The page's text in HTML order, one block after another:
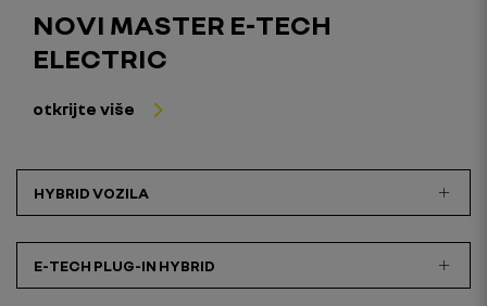
NOVI MASTER E-TECH
ELECTRIC
otkrijte više
HYBRID VOZILA
E-TECH PLUG-IN HYBRID